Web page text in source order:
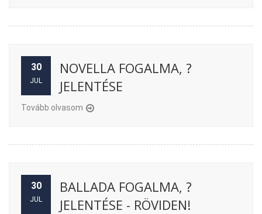
30
JUL
NOVELLA FOGALMA, ?
JELENTÉSE
Tovább olvasom
30
JUL
BALLADA FOGALMA, ?
JELENTÉSE - RÖVIDEN!